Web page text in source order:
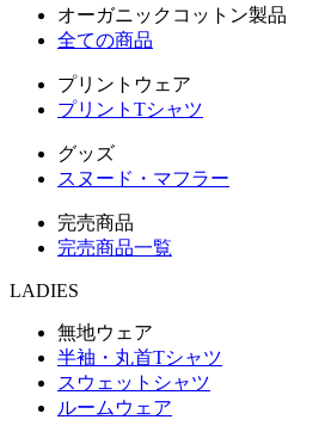
オーガニックコットン製品
全ての商品
プリントウェア
プリントTシャツ
グッズ
スヌード・マフラー
完売商品
完売商品一覧
LADIES
無地ウェア
半袖・丸首Tシャツ
スウェットシャツ
ルームウェア